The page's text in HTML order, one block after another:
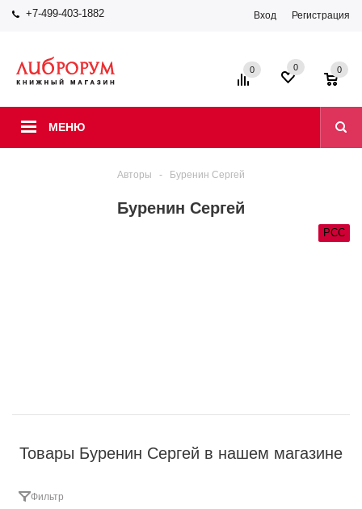
+7-499-403-1882 Вход Регистрация
МЕНЮ
0 0 0
Авторы - Буренин Сергей
Буренин Сергей
РСС
Товары Буренин Сергей в нашем магазине
Фильтр